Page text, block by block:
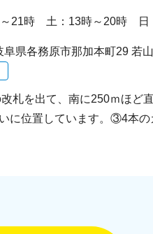
21時 土：13時～20時 日
阜県各務原市那加本町29 若
札を出て、南に250ｍほど
に位置しています。③4本